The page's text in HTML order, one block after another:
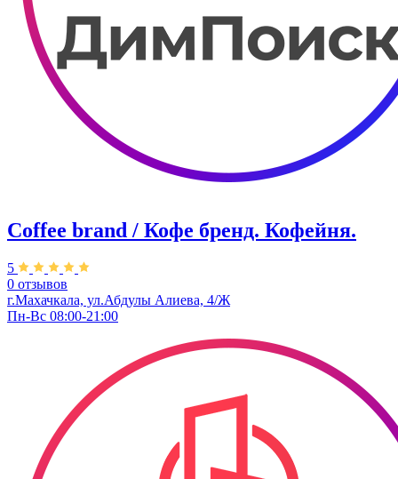
Coffee brand / Кофе бренд. Кофейня.
5
0 отзывов
г.Махачкала, ​ул.Абдулы Алиева, 4/Ж
Пн-Вс 08:00-21:00